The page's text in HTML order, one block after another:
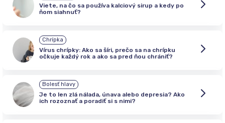
Viete, na čo sa používa kalciový sirup a kedy po
ňom siahnuť?
Chrípka
Vírus chrípky: Ako sa šíri, prečo sa na chrípku
očkuje každý rok a ako sa pred ňou chrániť?
Bolesť hlavy
Je to len zlá nálada, únava alebo depresia? Ako
ich rozoznať a poradiť si s nimi?